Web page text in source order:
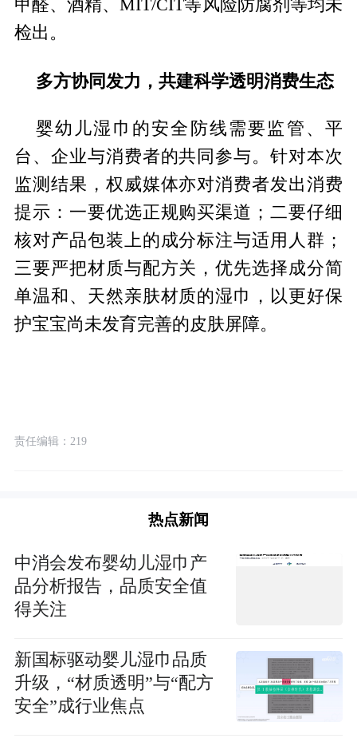
甲醛、酒精、MIT/CIT等风险防腐剂等均未
检出。
多方协同发力，共建科学透明消费生态
婴幼儿湿巾的安全防线需要监管、平
台、企业与消费者的共同参与。针对本次
监测结果，权威媒体亦对消费者发出消费
提示：一要优选正规购买渠道；二要仔细
核对产品包装上的成分标注与适用人群；
三要严把材质与配方关，优先选择成分简
单温和、天然亲肤材质的湿巾，以更好保
护宝宝尚未发育完善的皮肤屏障。
责任编辑：219
热点新闻
中消会发布婴幼儿湿巾产
品分析报告，品质安全值
得关注
新国标驱动婴儿湿巾品质
升级，“材质透明”与“配方
安全”成行业焦点